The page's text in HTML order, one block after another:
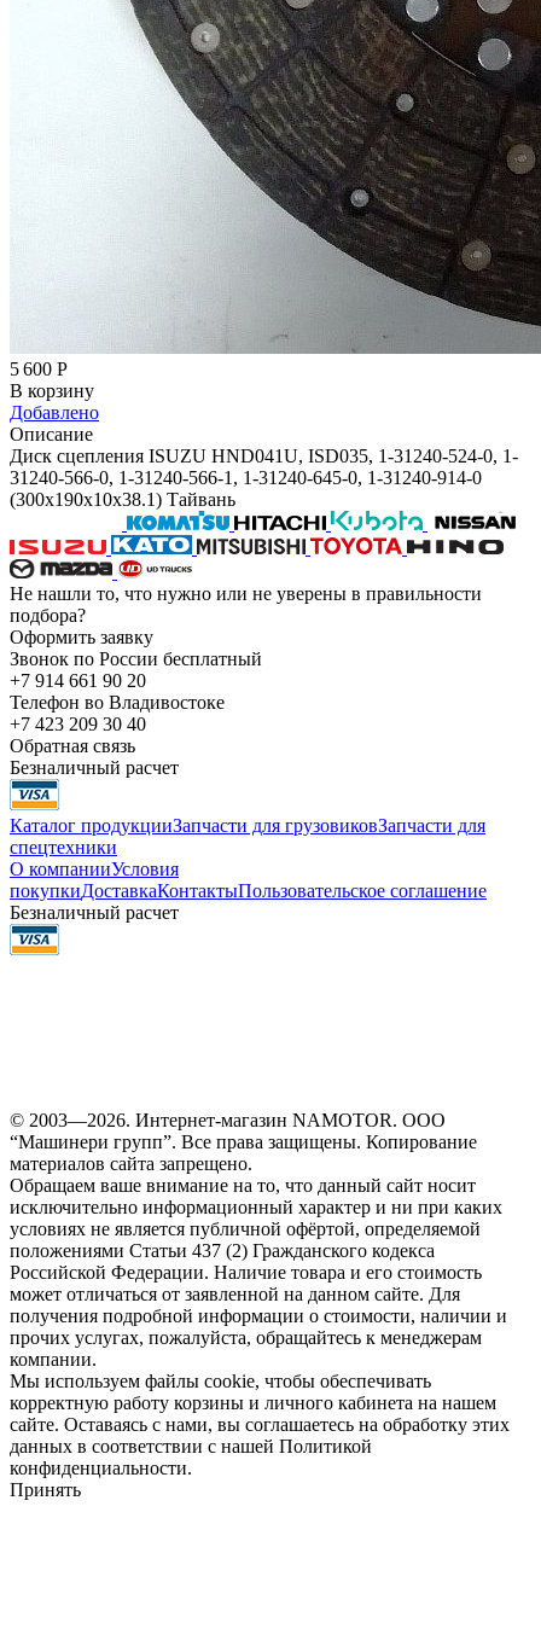
5 600 Р
В корзину
Добавлено
Описание
Диск сцепления ISUZU HND041U, ISD035, 1-31240-524-0, 1-
31240-566-0, 1-31240-566-1, 1-31240-645-0, 1-31240-914-0
(300x190x10x38.1) Тайвань
Не нашли то, что нужно или не уверены в правильности
подбора?
Оформить заявку
Звонок по России бесплатный
+7 914 661 90 20
Телефон во Владивостоке
+7 423 209 30 40
Обратная связь
Безналичный расчет
Каталог продукцииЗапчасти для грузовиковЗапчасти для
спецтехники
О компанииУсловия
покупкиДоставкаКонтактыПользовательское соглашение
Безналичный расчет
© 2003—2026. Интернет-магазин NAMOTOR. ООО
“Машинери групп”. Все права защищены. Копирование
материалов сайта запрещено.
Обращаем ваше внимание на то, что данный сайт носит
исключительно информационный характер и ни при каких
условиях не является публичной офёртой, определяемой
положениями Статьи 437 (2) Гражданского кодекса
Российской Федерации. Наличие товара и его стоимость
может отличаться от заявленной на данном сайте. Для
получения подробной информации о стоимости, наличии и
прочих услугах, пожалуйста, обращайтесь к менеджерам
компании.
Мы используем файлы cookie, чтобы обеспечивать
корректную работу корзины и личного кабинета на нашем
сайте. Оставаясь с нами, вы соглашаетесь на обработку этих
данных в соответствии с нашей Политикой
конфиденциальности.
Принять